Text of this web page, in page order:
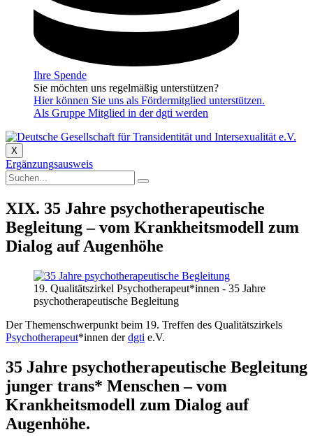
Ihre Spende
Sie möchten uns regelmäßig unterstützen?
Hier können Sie uns als Fördermitglied unterstützen.
Als Gruppe Mitglied in der dgti werden
X
Ergänzungsausweis
XIX. 35 Jahre psychotherapeutische
Begleitung – vom Krankheitsmodell zum
Dialog auf Augenhöhe
19. Qualitätszirkel Psychotherapeut*innen - 35 Jahre
psychotherapeutische Begleitung
Der Themenschwerpunkt beim 19. Treffen des Qualitätszirkels
Psychotherapeut*innen derdgti e.V.
35 Jahre psychotherapeutische Begleitung
junger trans* Menschen – vom
Krankheitsmodell zum Dialog auf
Augenhöhe.